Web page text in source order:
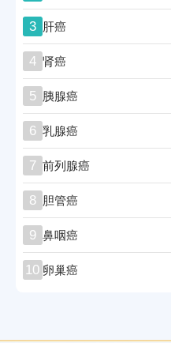
3 肝癌
4 肾癌
5 胰腺癌
6 乳腺癌
7 前列腺癌
8 胆管癌
9 鼻咽癌
10 卵巢癌